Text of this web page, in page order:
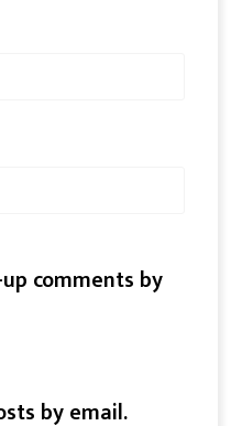
comments by
by email.